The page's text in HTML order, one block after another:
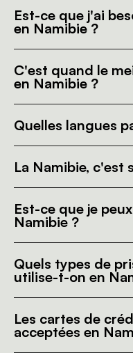
Est-ce que j'ai
en Namibie ?
C'est quand le
en Namibie ?
Quelles langues
La Namibie, c'est
Est-ce que je
Namibie ?
Quels types de
utilise-t-on en
Les cartes de
acceptées en